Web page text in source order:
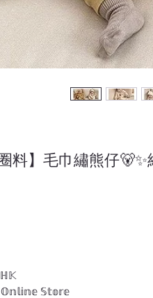
料】毛巾繡熊仔
𝕊𝕥𝕠𝕣𝕖